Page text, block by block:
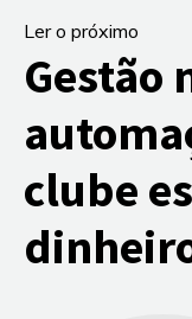
Ler o próximo
Gestão
clube